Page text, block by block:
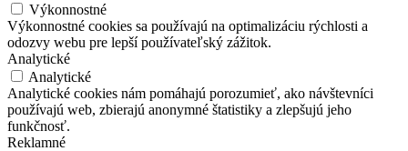
Výkonnostné
Výkonnostné cookies sa používajú na optimalizáciu rýchlosti a
odozvy webu pre lepší používateľský zážitok.
Analytické
Analytické
Analytické cookies nám pomáhajú porozumieť, ako návštevníci
používajú web, zbierajú anonymné štatistiky a zlepšujú jeho
funkčnosť.
Reklamné